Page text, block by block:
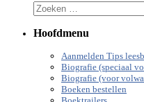
Zoeken
naar:
Hoofdmenu
Aanmelden Tips
Biografie (speciaal
Biografie (voor
Boeken bestellen